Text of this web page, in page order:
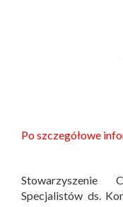
Po szczegółowe
Stowarzyszenie
Specjalistów ds.